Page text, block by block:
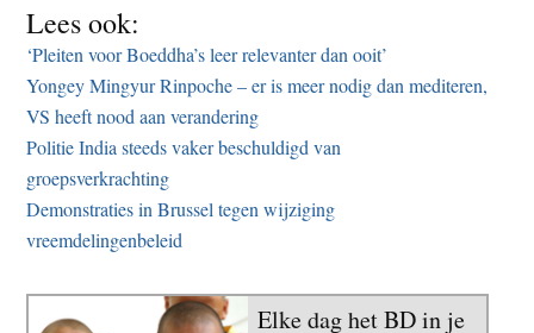
Lees ook:
‘Pleiten voor Boeddha’s leer relevanter dan ooit’
Yongey Mingyur Rinpoche – er is meer nodig dan mediteren,
VS heeft nood aan verandering
Politie India steeds vaker beschuldigd van
groepsverkrachting
Demonstraties in Brussel tegen wijziging
vreemdelingenbeleid
Elke dag het BD in je